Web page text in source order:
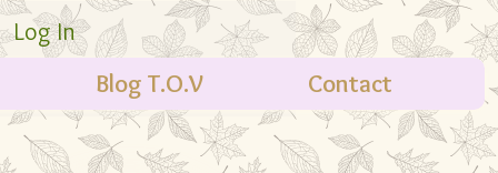
Log In
Blog T.O.V
Contact